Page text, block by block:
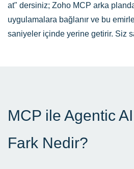
at" dersiniz; Zoho MCP arka
uygulamalara bağlanır ve bu
saniyeler içinde yerine getirir. Siz
MCP ile Agentic
Fark Nedir?